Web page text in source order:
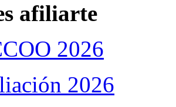
afiliarte
2026
2026